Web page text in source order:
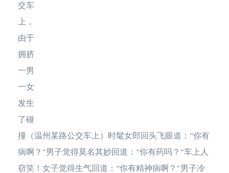
交车
上，
由于
拥挤
一男
一女
发生
了碰
撞（温州某路公交车上）时髦女郎回头飞眼道：“你有
病啊？”男子觉得莫名其妙回道：“你有药吗？”车上人
窃笑！女子觉得生气回道：“你有精神病啊？”男子冷